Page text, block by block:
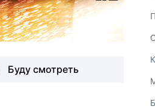
Буду смотреть